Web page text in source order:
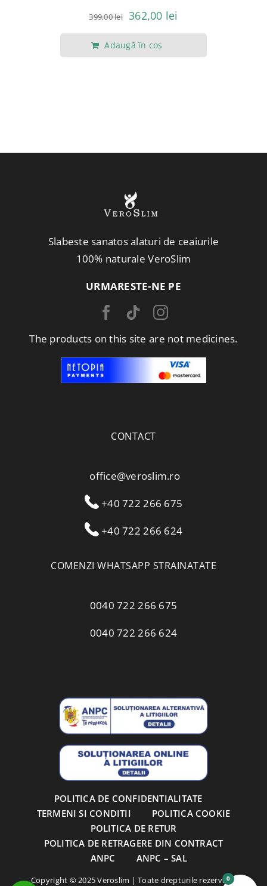
399,00lei Prețul
inițial
a
362,00 lei
curent
Adaugă în coș
Slabeste sanatos alaturi de ceaiurile
100% naturale VeroSlim
URMARESTE-NE PE
The products on this site are not medicines.
CONTACT
office@veroslim.ro
+40 722 266 675
+40 722 266 624
COMENZI WHATSAPP STRAINATATE
0040 722 266 675
0040 722 266 624
POLITICA DE CONFIDENTIALITATE
TERMENI SI CONDITII
POLITICA COOKIE
POLITICA DE RETUR
POLITICA DE RETRAGERE DIN CONTRACT
ANPC
ANPC – SAL
Copyright © 2025 Veroslim | Toate drepturile rezervate.
0